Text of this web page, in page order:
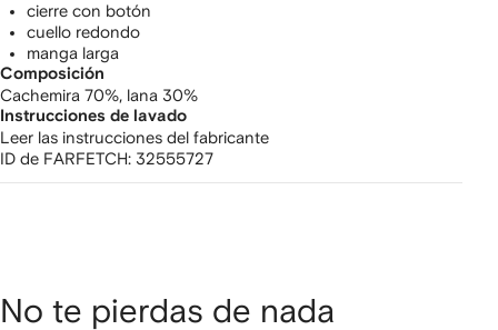
cierre con botón
cuello redondo
manga larga
Composición
Cachemira 70%, lana 30%
Instrucciones de lavado
Leer las instrucciones del fabricante
ID de FARFETCH: 32555727
No te pierdas de nada